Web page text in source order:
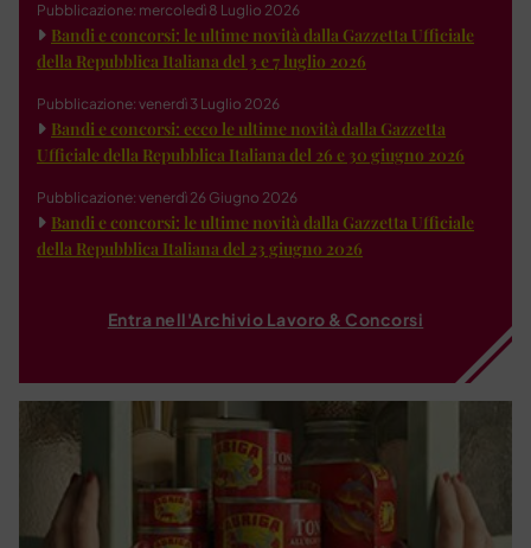
Pubblicazione: mercoledì 8 Luglio 2026
Bandi e concorsi: le ultime novità dalla Gazzetta Ufficiale
della Repubblica Italiana del 3 e 7 luglio 2026
Pubblicazione: venerdì 3 Luglio 2026
Bandi e concorsi: ecco le ultime novità dalla Gazzetta
Ufficiale della Repubblica Italiana del 26 e 30 giugno 2026
Pubblicazione: venerdì 26 Giugno 2026
Bandi e concorsi: le ultime novità dalla Gazzetta Ufficiale
della Repubblica Italiana del 23 giugno 2026
Entra nell'Archivio Lavoro & Concorsi